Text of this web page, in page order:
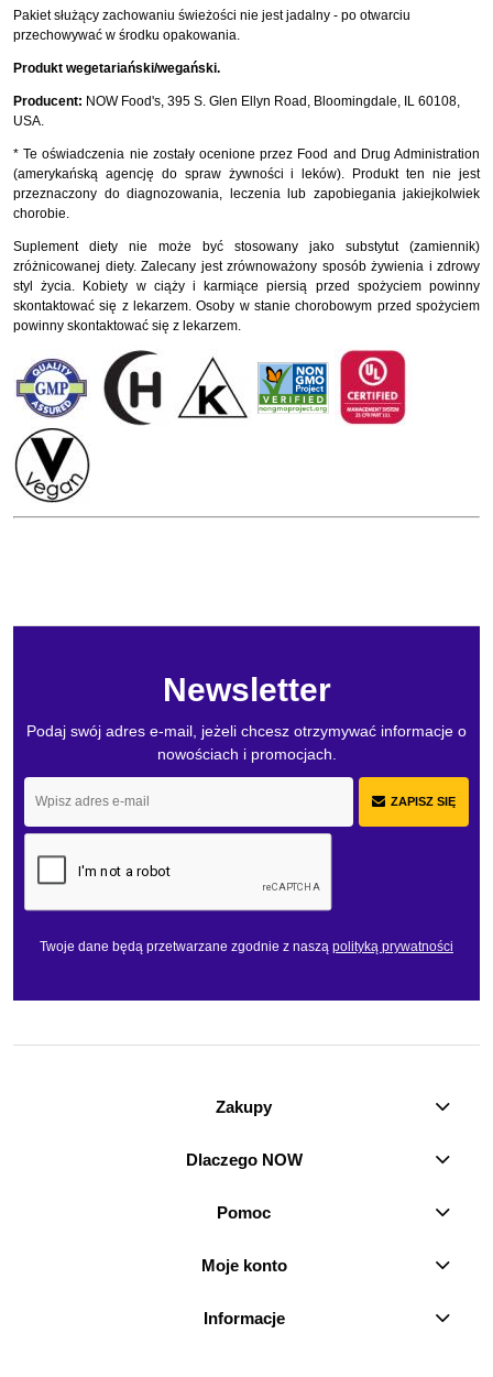
Pakiet służący zachowaniu świeżości nie jest jadalny - po otwarciu
przechowywać w środku opakowania.
Produkt wegetariański/wegański.
Producent: NOW Food's, 395 S. Glen Ellyn Road, Bloomingdale, IL 60108,
USA.
* Te oświadczenia nie zostały ocenione przez Food and Drug Administration
(amerykańską agencję do spraw żywności i leków). Produkt ten nie jest
przeznaczony do diagnozowania, leczenia lub zapobiegania jakiejkolwiek
chorobie.
Suplement diety nie może być stosowany jako substytut (zamiennik)
zróżnicowanej diety. Zalecany jest zrównoważony sposób żywienia i zdrowy
styl życia. Kobiety w ciąży i karmiące piersią przed spożyciem powinny
skontaktować się z lekarzem. Osoby w stanie chorobowym przed spożyciem
powinny skontaktować się z lekarzem.
Newsletter
Podaj swój adres e-mail, jeżeli chcesz otrzymywać informacje o
nowościach i promocjach.
ZAPISZ SIĘ
Twoje dane będą przetwarzane zgodnie z naszą polityką prywatności
Zakupy
Dlaczego NOW
Pomoc
Moje konto
Informacje